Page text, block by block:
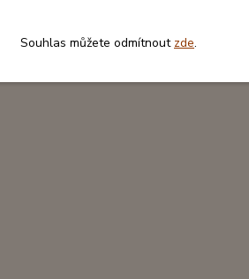
Souhlas můžete odmítnout zde.